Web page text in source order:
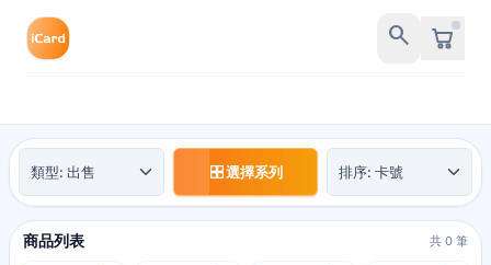
search
交易類型
選擇系列
排序方式
商品列表 共 0 筆